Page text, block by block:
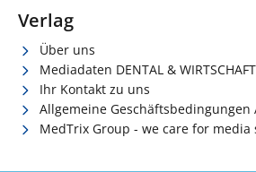
Verlag
Über uns
Mediadaten DENTAL & WIRTSCHAFT
Ihr Kontakt zu uns
Allgemeine Geschäftsbedingungen
MedTrix Group - we care for media